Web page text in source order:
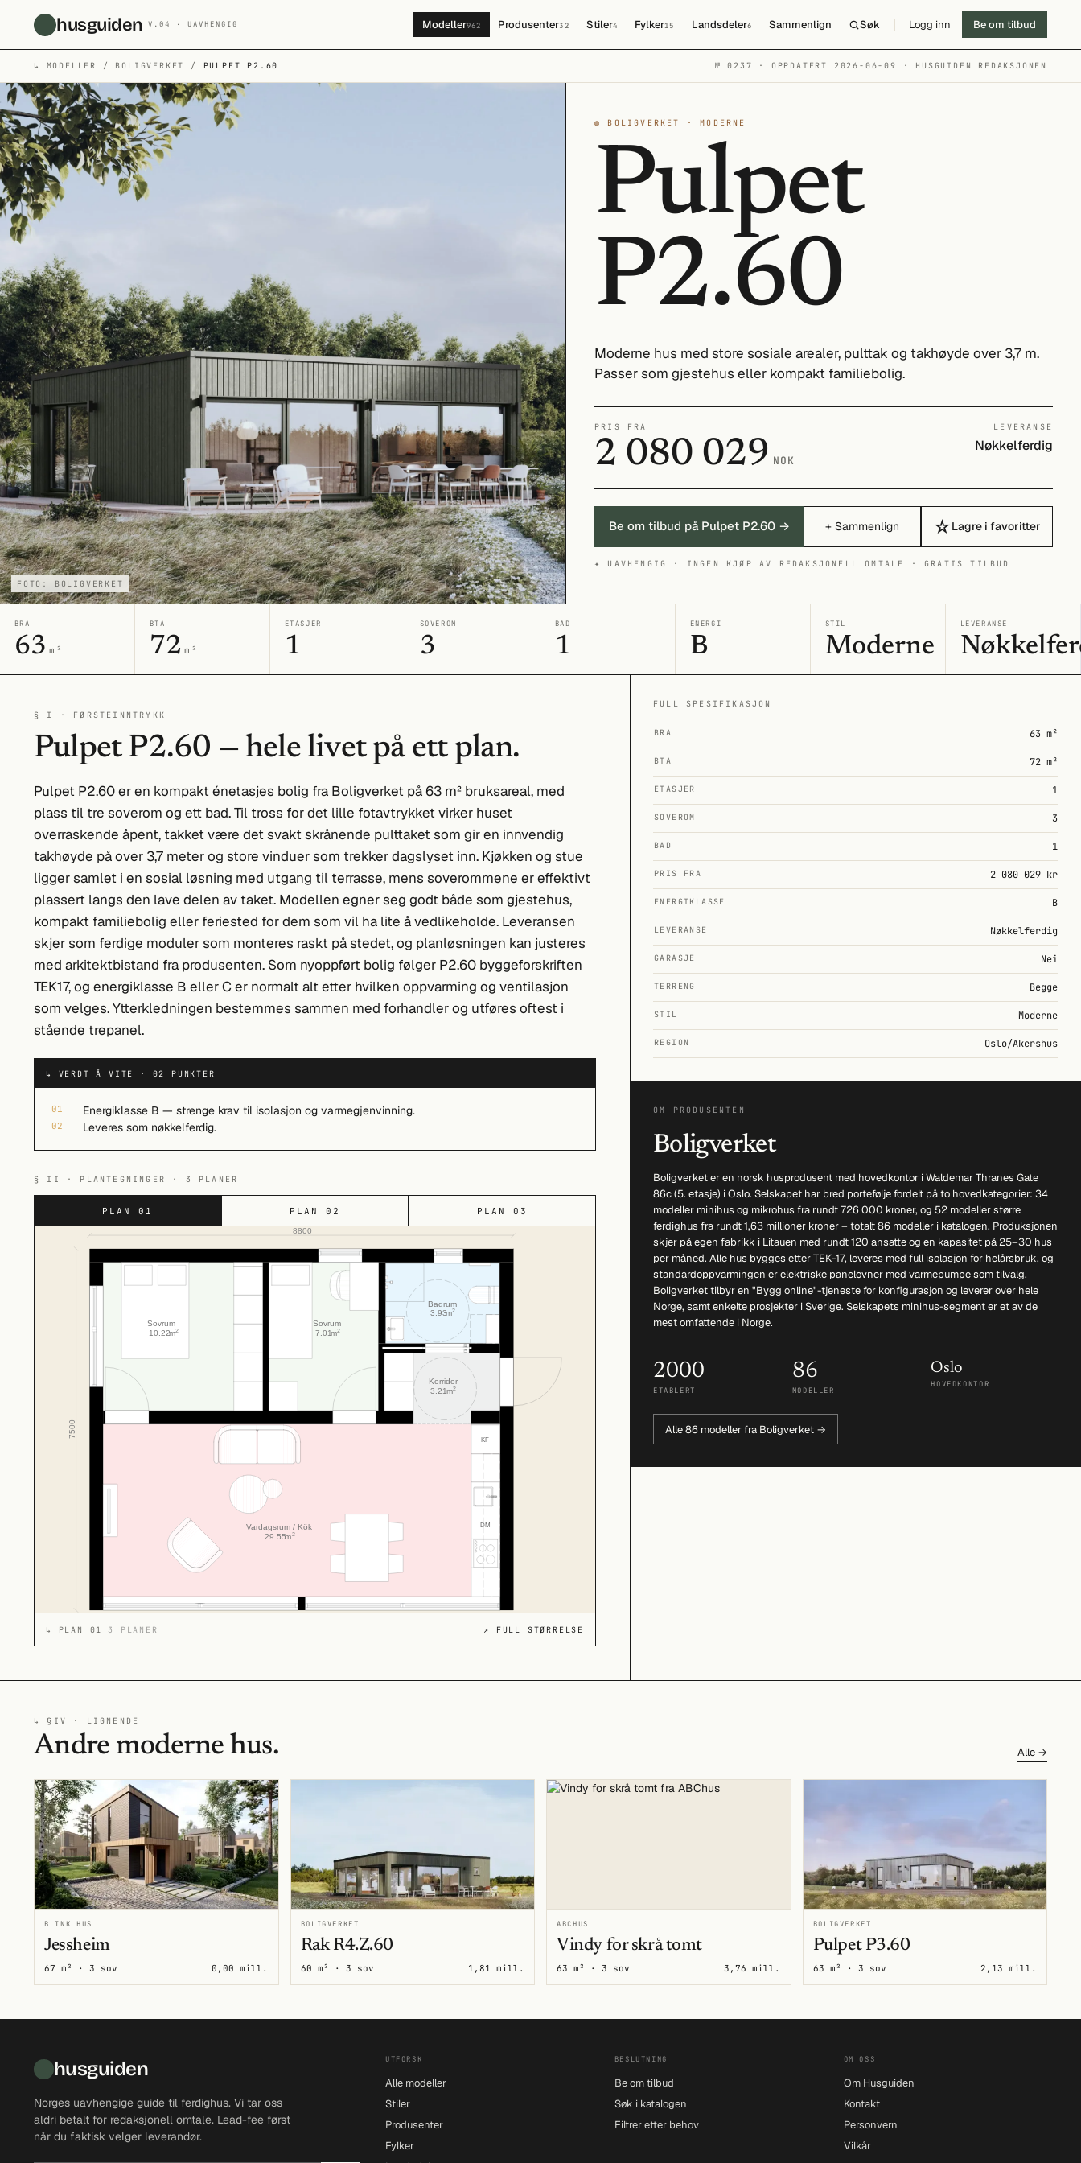
husguiden V.04 · UAVHENGIG Modeller962 Produsenter32 Stiler4 Fylker15 Landsdeler6 Sammenlign Søk Logg inn Be om tilbud
↳ MODELLER / BOLIGVERKET / PULPET P2.60 № 0237 · OPPDATERT 2026-06-09 · HUSGUIDEN REDAKSJONEN
FOTO: BOLIGVERKET
◍ BOLIGVERKET · MODERNE
Pulpet
P2.60
Moderne hus med store sosiale arealer, pulttak og takhøyde over 3,7 m.
Passer som gjestehus eller kompakt familiebolig.
PRIS FRA
2 080 029 NOK
LEVERANSE
Nøkkelferdig
Be om tilbud på Pulpet P2.60 → + Sammenlign ☆Lagre i favoritter
✦ UAVHENGIG · INGEN KJØP AV REDAKSJONELL OMTALE · GRATIS TILBUD
BRA
63 m²
BTA
72 m²
ETASJER
1
SOVEROM
3
BAD
1
ENERGI
B
STIL
Moderne
LEVERANSE
§ I · FØRSTEINNTRYKK
Pulpet P2.60 — hele livet på ett plan.
Pulpet P2.60 er en kompakt énetasjes bolig fra Boligverket på 63 m² bruksareal, med
plass til tre soverom og ett bad. Til tross for det lille fotavtrykket virker huset
overraskende åpent, takket være det svakt skrånende pulttaket som gir en innvendig
takhøyde på over 3,7 meter og store vinduer som trekker dagslyset inn. Kjøkken og stue
ligger samlet i en sosial løsning med utgang til terrasse, mens soverommene er effektivt
plassert langs den lave delen av taket. Modellen egner seg godt både som gjestehus,
kompakt familiebolig eller feriested for dem som vil ha lite å vedlikeholde. Leveransen
skjer som ferdige moduler som monteres raskt på stedet, og planløsningen kan justeres
med arkitektbistand fra produsenten. Som nyoppført bolig følger P2.60 byggeforskriften
TEK17, og energiklasse B eller C er normalt alt etter hvilken oppvarming og ventilasjon
som velges. Ytterkledningen bestemmes sammen med forhandler og utføres oftest i
stående trepanel.
↳ VERDT Å VITE · 02 PUNKTER
01 Energiklasse B — strenge krav til isolasjon og varmegjenvinning.
02 Leveres som nøkkelferdig.
§ II · PLANTEGNINGER · 3 PLANER
PLAN 01 PLAN 02 PLAN 03
↳ PLAN 01 3 PLANER ↗ FULL STØRRELSE
FULL SPESIFIKASJON
BRA 63 m²
BTA 72 m²
ETASJER 1
SOVEROM 3
BAD 1
PRIS FRA 2 080 029 kr
ENERGIKLASSE B
LEVERANSE Nøkkelferdig
GARASJE Nei
TERRENG Begge
STIL Moderne
REGION Oslo/Akershus
OM PRODUSENTEN
Boligverket
Boligverket er en norsk husprodusent med hovedkontor i Waldemar Thranes Gate
86c (5. etasje) i Oslo. Selskapet har bred portefølje fordelt på to hovedkategorier: 34
modeller minihus og mikrohus fra rundt 726 000 kroner, og 52 modeller større
ferdighus fra rundt 1,63 millioner kroner – totalt 86 modeller i katalogen. Produksjonen
skjer på egen fabrikk i Litauen med rundt 120 ansatte og en kapasitet på 25–30 hus
per måned. Alle hus bygges etter TEK-17, leveres med full isolasjon for helårsbruk, og
standardoppvarmingen er elektriske panelovner med varmepumpe som tilvalg.
Boligverket tilbyr en "Bygg online"-tjeneste for konfigurasjon og leverer over hele
Norge, samt enkelte prosjekter i Sverige. Selskapets minihus-segment er et av de
mest omfattende i Norge.
2000
ETABLERT
86
MODELLER
Oslo
HOVEDKONTOR
Alle 86 modeller fra Boligverket →
↳ §IV · LIGNENDE
Andre moderne hus. Alle →
BLINK HUS
Jessheim
67 m² · 3 sov 0,00 mill.
BOLIGVERKET
Rak R4.Z.60
60 m² · 3 sov 1,81 mill.
ABCHUS
Vindy for skrå tomt
63 m² · 3 sov 3,76 mill.
BOLIGVERKET
Pulpet P3.60
63 m² · 3 sov 2,13 mill.
husguiden
Norges uavhengige guide til ferdighus. Vi tar oss
aldri betalt for redaksjonell omtale. Lead-fee først
når du faktisk velger leverandør.
UTFORSK
Alle modeller
Stiler
Produsenter
Fylker
BESLUTNING
Be om tilbud
Søk i katalogen
Filtrer etter behov
OM OSS
Om Husguiden
Kontakt
Personvern
Vilkår